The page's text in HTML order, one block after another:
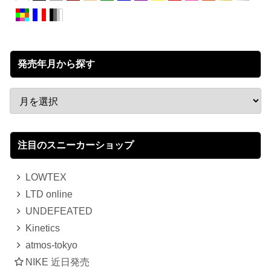
発売年月から探す
注目のスニーカーショップ
LOWTEX
LTD online
UNDEFEATED
Kinetics
atmos-tokyo
NIKE 近日発売